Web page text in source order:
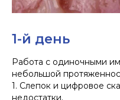
1-й день
Работа с одиночными
небольшой
1. Слепок и цифровое
недостатки.